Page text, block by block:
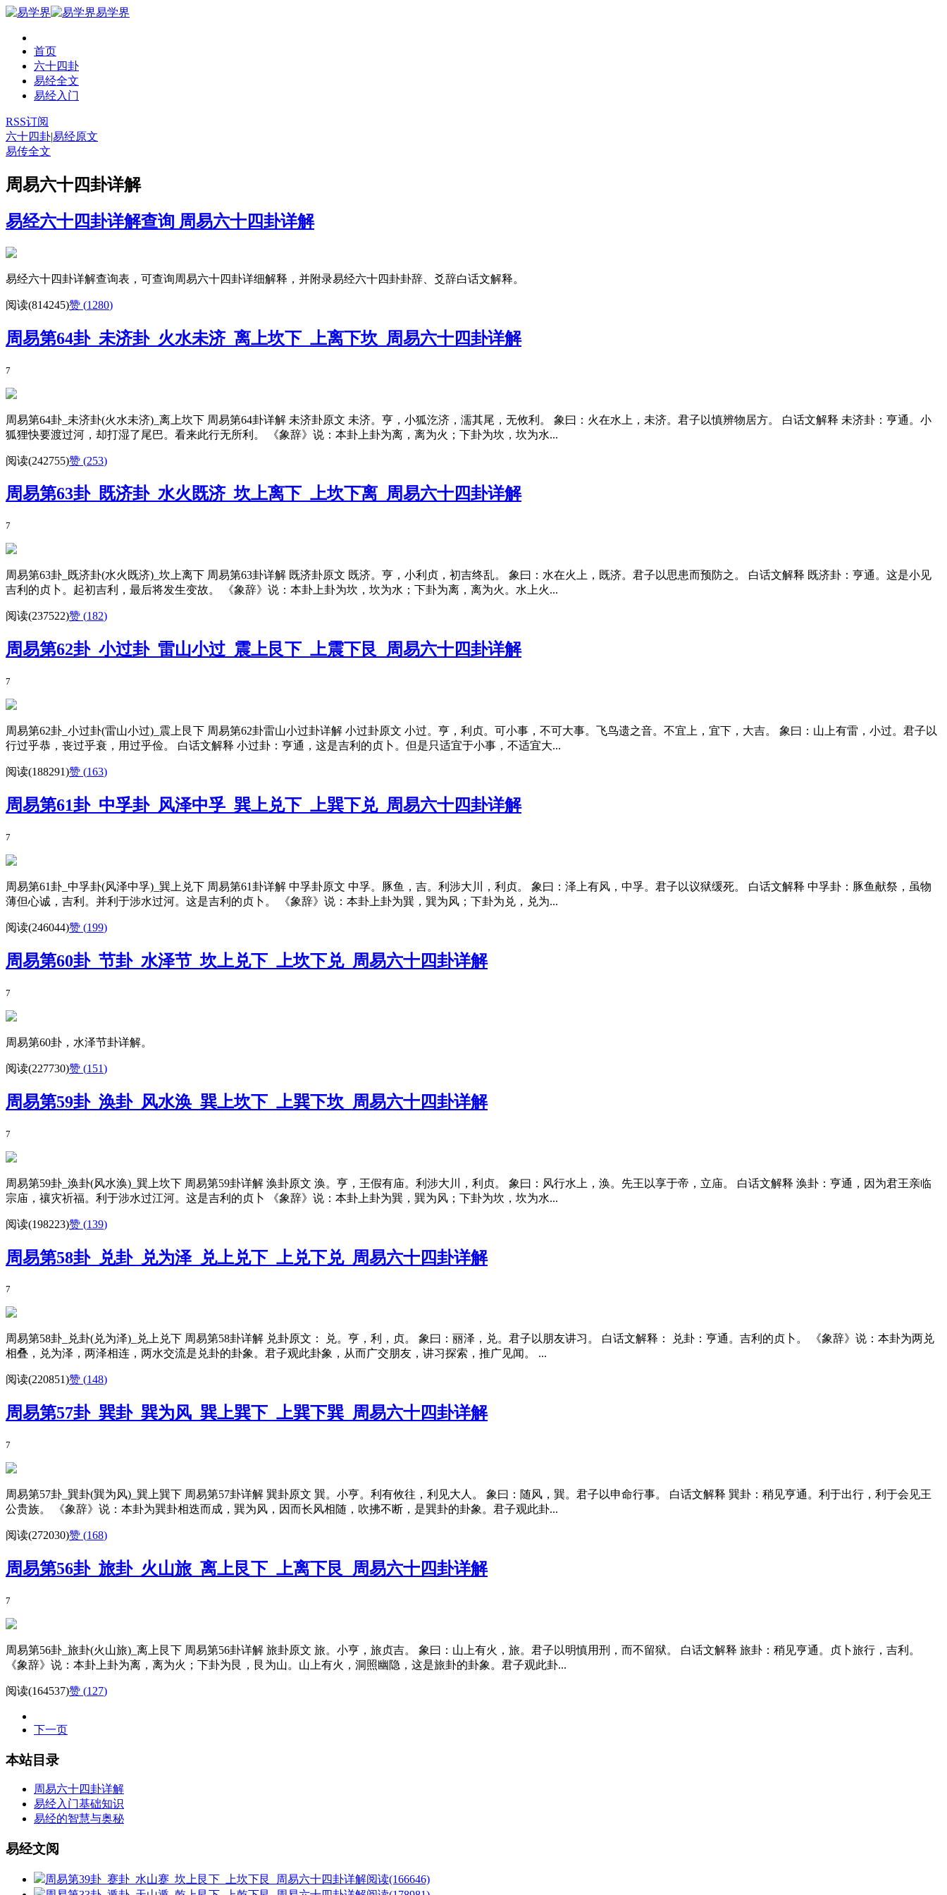
易学界
首页
六十四卦
易经全文
易经入门
RSS订阅
六十四卦|易经原文
易传全文
周易六十四卦详解
易经六十四卦详解查询 周易六十四卦详解
易经六十四卦详解查询表，可查询周易六十四卦详细解释，并附录易经六十四卦卦辞、爻辞白话文解释。
阅读(814245)赞 (1280)
周易第64卦_未济卦_火水未济_离上坎下_上离下坎_周易六十四卦详解
7
周易第64卦_未济卦(火水未济)_离上坎下 周易第64卦详解 未济卦原文 未济。亨，小狐汔济，濡其尾，无攸利。 象曰：火在水上，未济。君子以慎辨物居方。 白话文解释 未济卦：亨通。小
狐狸快要渡过河，却打湿了尾巴。看来此行无所利。 《象辞》说：本卦上卦为离，离为火；下卦为坎，坎为水...
阅读(242755)赞 (253)
周易第63卦_既济卦_水火既济_坎上离下_上坎下离_周易六十四卦详解
7
周易第63卦_既济卦(水火既济)_坎上离下 周易第63卦详解 既济卦原文 既济。亨，小利贞，初吉终乱。 象曰：水在火上，既济。君子以思患而预防之。 白话文解释 既济卦：亨通。这是小见
吉利的贞卜。起初吉利，最后将发生变故。 《象辞》说：本卦上卦为坎，坎为水；下卦为离，离为火。水上火...
阅读(237522)赞 (182)
周易第62卦_小过卦_雷山小过_震上艮下_上震下艮_周易六十四卦详解
7
周易第62卦_小过卦(雷山小过)_震上艮下 周易第62卦雷山小过卦详解 小过卦原文 小过。亨，利贞。可小事，不可大事。飞鸟遗之音。不宜上，宜下，大吉。 象曰：山上有雷，小过。君子以
行过乎恭，丧过乎衰，用过乎俭。 白话文解释 小过卦：亨通，这是吉利的贞卜。但是只适宜于小事，不适宜大...
阅读(188291)赞 (163)
周易第61卦_中孚卦_风泽中孚_巽上兑下_上巽下兑_周易六十四卦详解
7
周易第61卦_中孚卦(风泽中孚)_巽上兑下 周易第61卦详解 中孚卦原文 中孚。豚鱼，吉。利涉大川，利贞。 象曰：泽上有风，中孚。君子以议狱缓死。 白话文解释 中孚卦：豚鱼献祭，虽物
薄但心诚，吉利。并利于涉水过河。这是吉利的贞卜。 《象辞》说：本卦上卦为巽，巽为风；下卦为兑，兑为...
阅读(246044)赞 (199)
周易第60卦_节卦_水泽节_坎上兑下_上坎下兑_周易六十四卦详解
7
周易第60卦，水泽节卦详解。
阅读(227730)赞 (151)
周易第59卦_涣卦_风水涣_巽上坎下_上巽下坎_周易六十四卦详解
7
周易第59卦_涣卦(风水涣)_巽上坎下 周易第59卦详解 涣卦原文 涣。亨，王假有庙。利涉大川，利贞。 象曰：风行水上，涣。先王以享于帝，立庙。 白话文解释 涣卦：亨通，因为君王亲临
宗庙，禳灾祈福。利于涉水过江河。这是吉利的贞卜 《象辞》说：本卦上卦为巽，巽为风；下卦为坎，坎为水...
阅读(198223)赞 (139)
周易第58卦_兑卦_兑为泽_兑上兑下_上兑下兑_周易六十四卦详解
7
周易第58卦_兑卦(兑为泽)_兑上兑下 周易第58卦详解 兑卦原文： 兑。亨，利，贞。 象曰：丽泽，兑。君子以朋友讲习。 白话文解释： 兑卦：亨通。吉利的贞卜。 《象辞》说：本卦为两兑
相叠，兑为泽，两泽相连，两水交流是兑卦的卦象。君子观此卦象，从而广交朋友，讲习探索，推广见闻。 ...
阅读(220851)赞 (148)
周易第57卦_巽卦_巽为风_巽上巽下_上巽下巽_周易六十四卦详解
7
周易第57卦_巽卦(巽为风)_巽上巽下 周易第57卦详解 巽卦原文 巽。小亨。利有攸往，利见大人。 象曰：随风，巽。君子以申命行事。 白话文解释 巽卦：稍见亨通。利于出行，利于会见王
公贵族。 《象辞》说：本卦为巽卦相迭而成，巽为风，因而长风相随，吹拂不断，是巽卦的卦象。君子观此卦...
阅读(272030)赞 (168)
周易第56卦_旅卦_火山旅_离上艮下_上离下艮_周易六十四卦详解
7
周易第56卦_旅卦(火山旅)_离上艮下 周易第56卦详解 旅卦原文 旅。小亨，旅贞吉。 象曰：山上有火，旅。君子以明慎用刑，而不留狱。 白话文解释 旅卦：稍见亨通。贞卜旅行，吉利。
《象辞》说：本卦上卦为离，离为火；下卦为艮，艮为山。山上有火，洞照幽隐，这是旅卦的卦象。君子观此卦...
阅读(164537)赞 (127)
下一页
本站目录
周易六十四卦详解
易经入门基础知识
易经的智慧与奥秘
易经文阅
周易第39卦_蹇卦_水山蹇_坎上艮下_上坎下艮_周易六十四卦详解阅读(166646)